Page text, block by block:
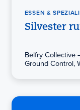
ESSEN &
Silvester
Belfry Collective
Ground Control,